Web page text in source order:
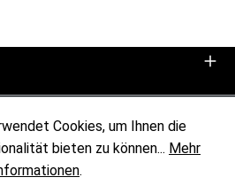
Cookies, um Ihnen die
bieten zu können... Mehr
.